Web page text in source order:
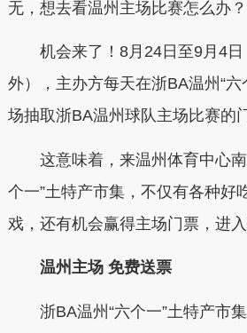
无，想去看温州主场比赛怎么办？
机会来了！8月24日至9月4日
外），主办方每天在浙BA温州“六
场抽取浙BA温州球队主场比赛的
这意味着，来温州体育中心南
个一”土特产市集，不仅有各种好
戏，还有机会赢得主场门票，进
温州主场 免费送票
浙BA温州“六个一”土特产市集